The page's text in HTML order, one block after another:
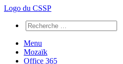
Logo du CSSP
Menu
Mozaïk
Office 365